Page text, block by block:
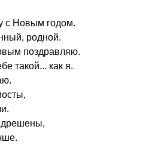
с Новым годом.
родной.
поздравляю.
такой... как я.